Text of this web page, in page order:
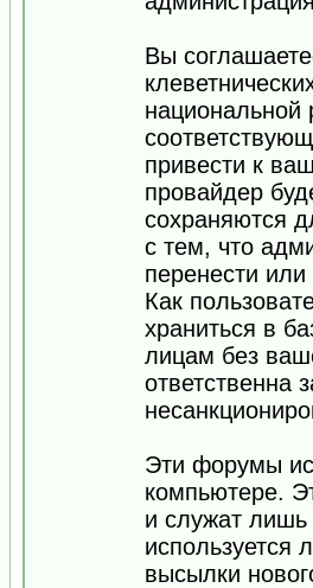
Вы
национальной
привести к
провайдер
сохраняются
с тем, что
перенести
Как
храниться в
лицам без
ответственна
Эти форумы
компьютере.
и служат
используется
высылки